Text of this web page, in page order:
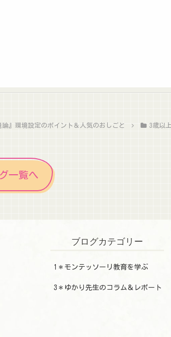
』環境設定のポイント＆人気のおしごと
3歳以
一覧へ
ブログカテゴリー
1＊モンテッソーリ教育を学ぶ
3＊ゆかり先生のコラム＆レポート